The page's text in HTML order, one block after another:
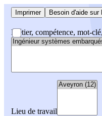
Imprimer Besoin d'aide sur
Métier, compétence, mot-
Lieu de travail